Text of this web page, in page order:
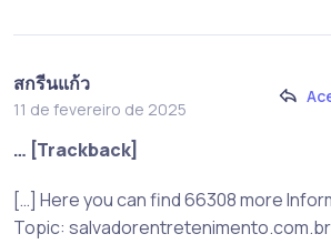
สกรีนแก้ว
11 de fevereiro de 2025
… [Trackback]
[…] Here you can find 66308 more
Topic: